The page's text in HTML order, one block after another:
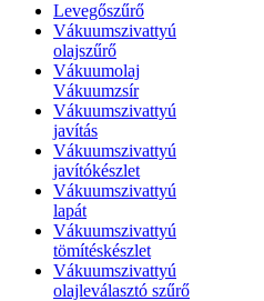
Levegőszűrő
Vákuumszivattyú
olajszűrő
Vákuumolaj
Vákuumzsír
Vákuumszivattyú
javítás
Vákuumszivattyú
javítókészlet
Vákuumszivattyú
lapát
Vákuumszivattyú
tömítéskészlet
Vákuumszivattyú
olajleválasztó szűrő